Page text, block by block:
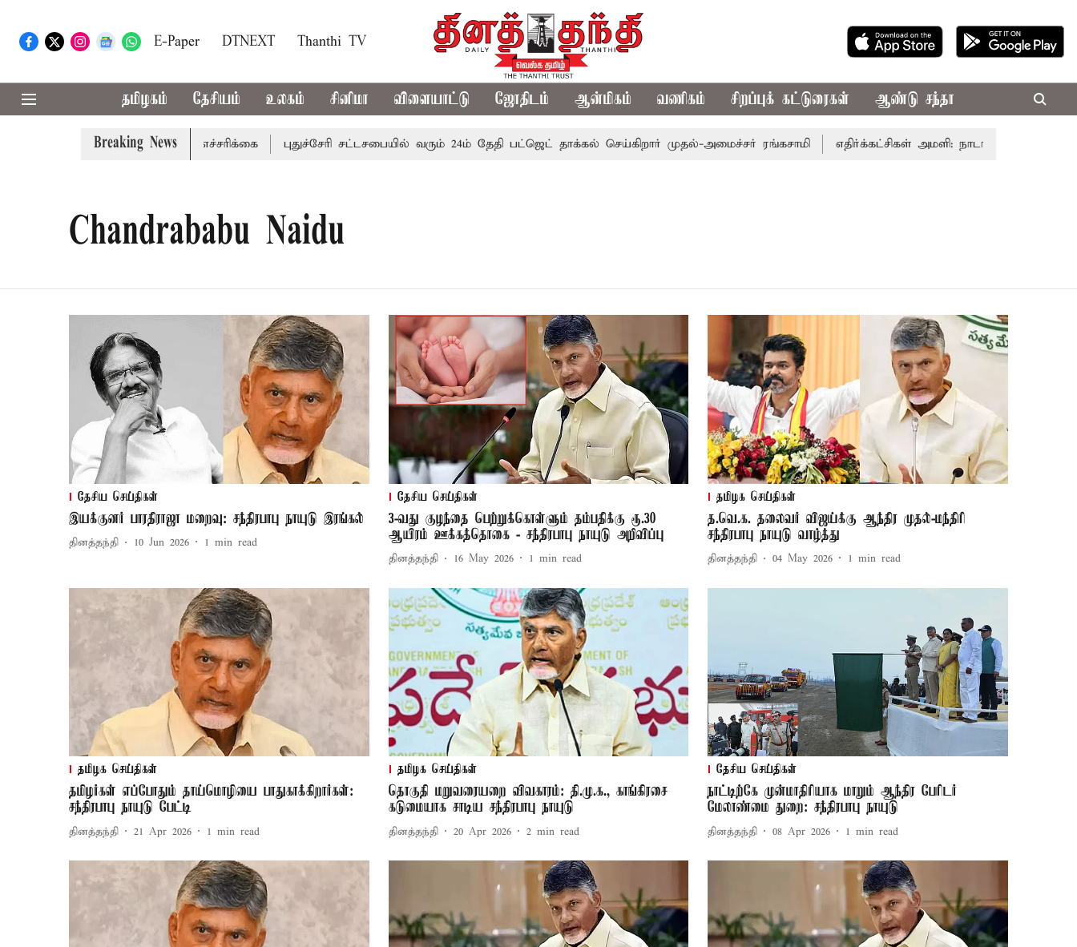
E-Paper DTNEXT Thanthi TV
தமிழகம் தேசியம் உலகம் சினிமா விளையாட்டு ஜோதிடம் ஆன்மிகம் வணிகம் சிறப்புக் கட்டுரைகள் ஆண்டு சந்தா
Breaking News
மாவட்டங்களுக்கு கன மழை எச்சரிக்கை புதுச்சேரி சட்டசபையில் வரும் 24ம் தேதி பட்ஜெட் தாக்கல் செய்கிறார் முதல்-அமைச்சர் ரங்கசாமி எதிர்க்கட்சிகள் அமளி: நாடாளுமன்ற இரு
Chandrababu Naidu ​
தேசிய செய்திகள்
இயக்குனர் பாரதிராஜா மறைவு: சந்திரபாபு நாயுடு இரங்கல்
தினத்தந்தி 10 Jun 2026 1 min read
தேசிய செய்திகள்
3-வது குழந்தை பெற்றுக்கொள்ளும் தம்பதிக்கு ரூ.30
ஆயிரம் ஊக்கத்தொகை - சந்திரபாபு நாயுடு அறிவிப்பு
தினத்தந்தி 16 May 2026 1 min read
தமிழக செய்திகள்
த.வெ.க. தலைவர் விஜய்க்கு ஆந்திர முதல்-மந்திரி
சந்திரபாபு நாயுடு வாழ்த்து
தினத்தந்தி 04 May 2026 1 min read
தமிழக செய்திகள்
தமிழர்கள் எப்போதும் தாய்மொழியை பாதுகாக்கிறார்கள்:
சந்திரபாபு நாயுடு பேட்டி
தினத்தந்தி 21 Apr 2026 1 min read
தமிழக செய்திகள்
தொகுதி மறுவரையறை விவகாரம்: தி.மு.க., காங்கிரசை
கடுமையாக சாடிய சந்திரபாபு நாயுடு
தினத்தந்தி 20 Apr 2026 2 min read
தேசிய செய்திகள்
நாட்டிற்கே முன்மாதிரியாக மாறும் ஆந்திர பேரிடர்
மேலாண்மை துறை: சந்திரபாபு நாயுடு
தினத்தந்தி 08 Apr 2026 1 min read